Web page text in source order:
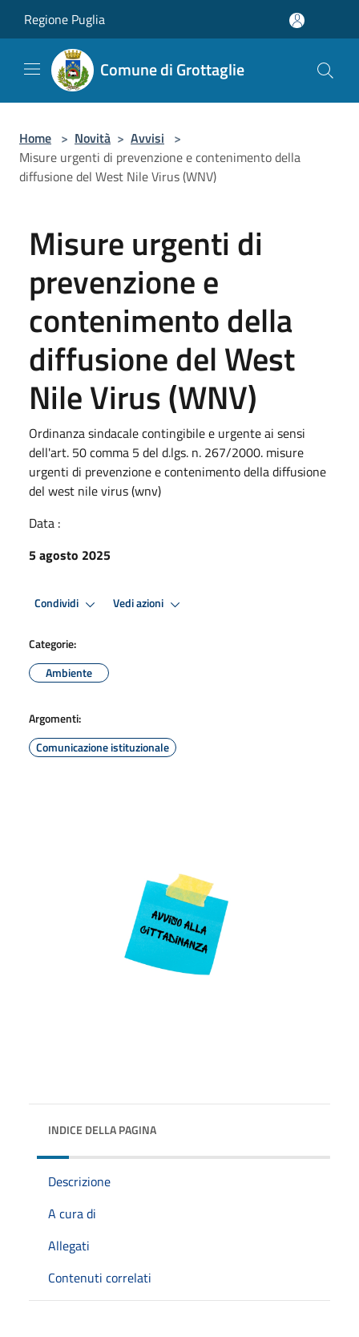
Regione Puglia
Comune di Grottaglie
Home > Novità > Avvisi >
Misure urgenti di prevenzione e contenimento della
diffusione del West Nile Virus (WNV)
Misure urgenti di
prevenzione e
contenimento della
diffusione del West
Nile Virus (WNV)
Ordinanza sindacale contingibile e urgente ai sensi
dell'art. 50 comma 5 del d.lgs. n. 267/2000. misure
urgenti di prevenzione e contenimento della diffusione
del west nile virus (wnv)
Data :
5 agosto 2025
Condividi Vedi azioni
Categorie:
Ambiente
Argomenti:
Comunicazione istituzionale
INDICE DELLA PAGINA
Descrizione
A cura di
Allegati
Contenuti correlati